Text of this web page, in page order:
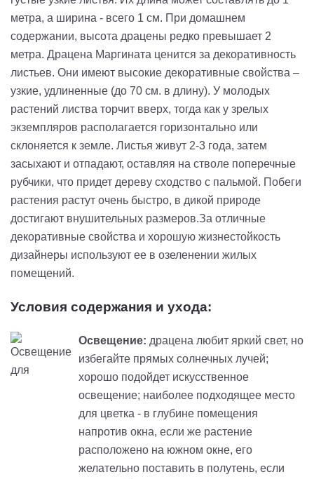
метра, а ширина - всего 1 см. При домашнем
содержании, высота драцены редко превышает 2
метра. Драцена Маргината ценится за декоративность
листьев. Они имеют высокие декоративные свойства –
узкие, удлиненные (до 70 см. в длину). У молодых
растений листва торчит вверх, тогда как у зрелых
экземпляров располагается горизонтально или
склоняется к земле. Листья живут 2-3 года, затем
засыхают и отпадают, оставляя на стволе поперечные
рубчики, что придет дереву сходство с пальмой. Побеги
растения растут очень быстро, в дикой природе
достигают внушительных размеров.За отличные
декоративные свойства и хорошую жизнестойкость
дизайнеры используют ее в озеленении жилых
помещений.
Условия содержания и ухода:
Освещение: драцена любит яркий свет, но
избегайте прямых солнечных лучей;
хорошо подойдет искусственное
освещение; наиболее подходящее место
для цветка - в глубине помещения
напротив окна, если же растение
расположено на южном окне, его
желательно поставить в полутень, если